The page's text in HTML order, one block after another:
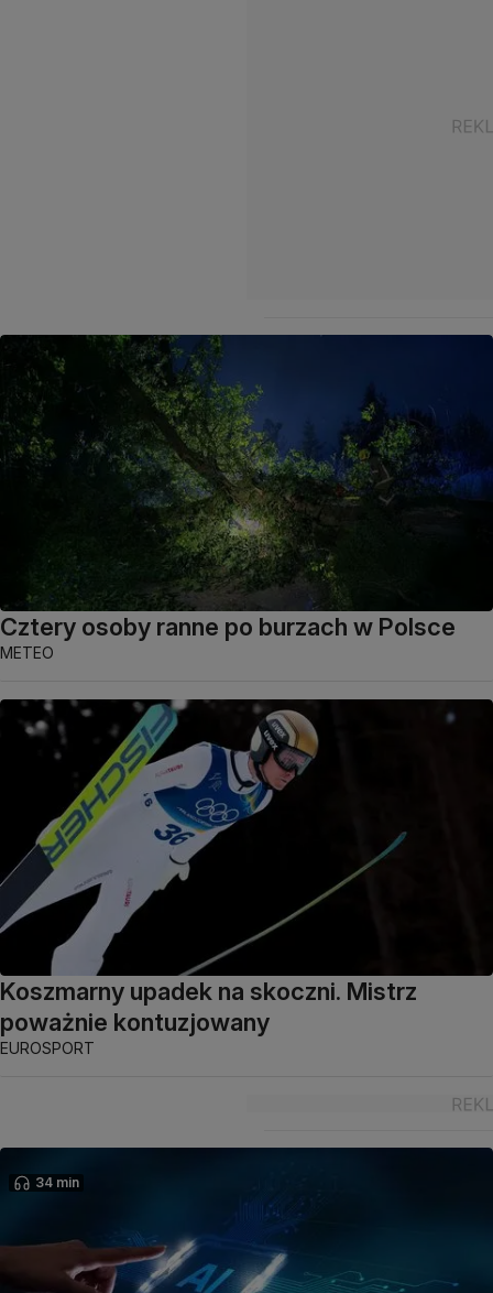
Cztery osoby ranne po burzach w Polsce
METEO
Koszmarny upadek na skoczni. Mistrz
poważnie kontuzjowany
EUROSPORT
34 min